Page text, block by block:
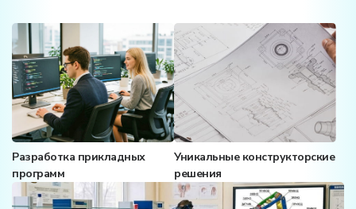
Разработка прикладных
программ
Уникальные конструкторские
решения